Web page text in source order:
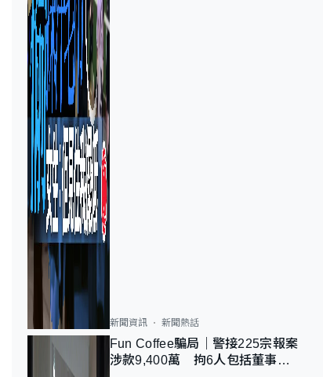
新聞資訊 新聞熱話
Fun Coffee騙局｜警接225宗報案
涉款9,400萬 拘6人包括董事股